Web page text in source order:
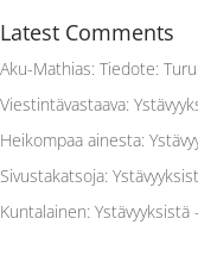
Latest Comments
Aku-Mathias: Tiedote:
Viestintävastaava:
Heikompaa ainesta:
Sivustakatsoja:
Kuntalainen: Ystävyyksistä